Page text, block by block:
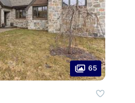
65